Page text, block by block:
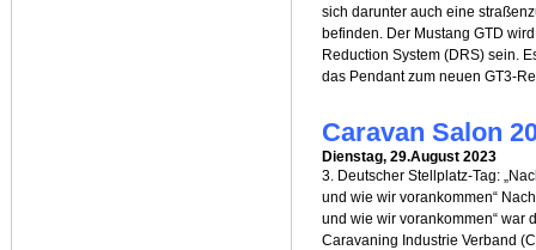
sich darunter auch eine
befinden. Der Mustang GTD
Reduction System (DRS) sein.
das Pendant zum neuen GT3-
Caravan Salon
Dienstag, 29.August 2023
3. Deutscher Stellplatz-Tag:
und wie wir vorankommen“
und wie wir vorankommen“ war
Caravaning Industrie Verband